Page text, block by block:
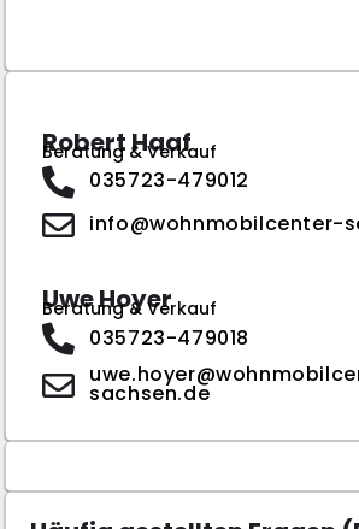
Robert Haaf
Beratung & Verkauf
035723-479012
info@wohnmobilcenter-
Uwe Hoyer
Beratung & Verkauf
035723-479018
sachsen.de